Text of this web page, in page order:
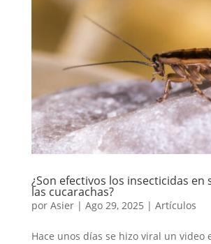
¿Son efectivos los insecticidas en
las cucarachas?
por Asier| Ago 29, 2025 | Artículos
Hace unos días se hizo viral un video